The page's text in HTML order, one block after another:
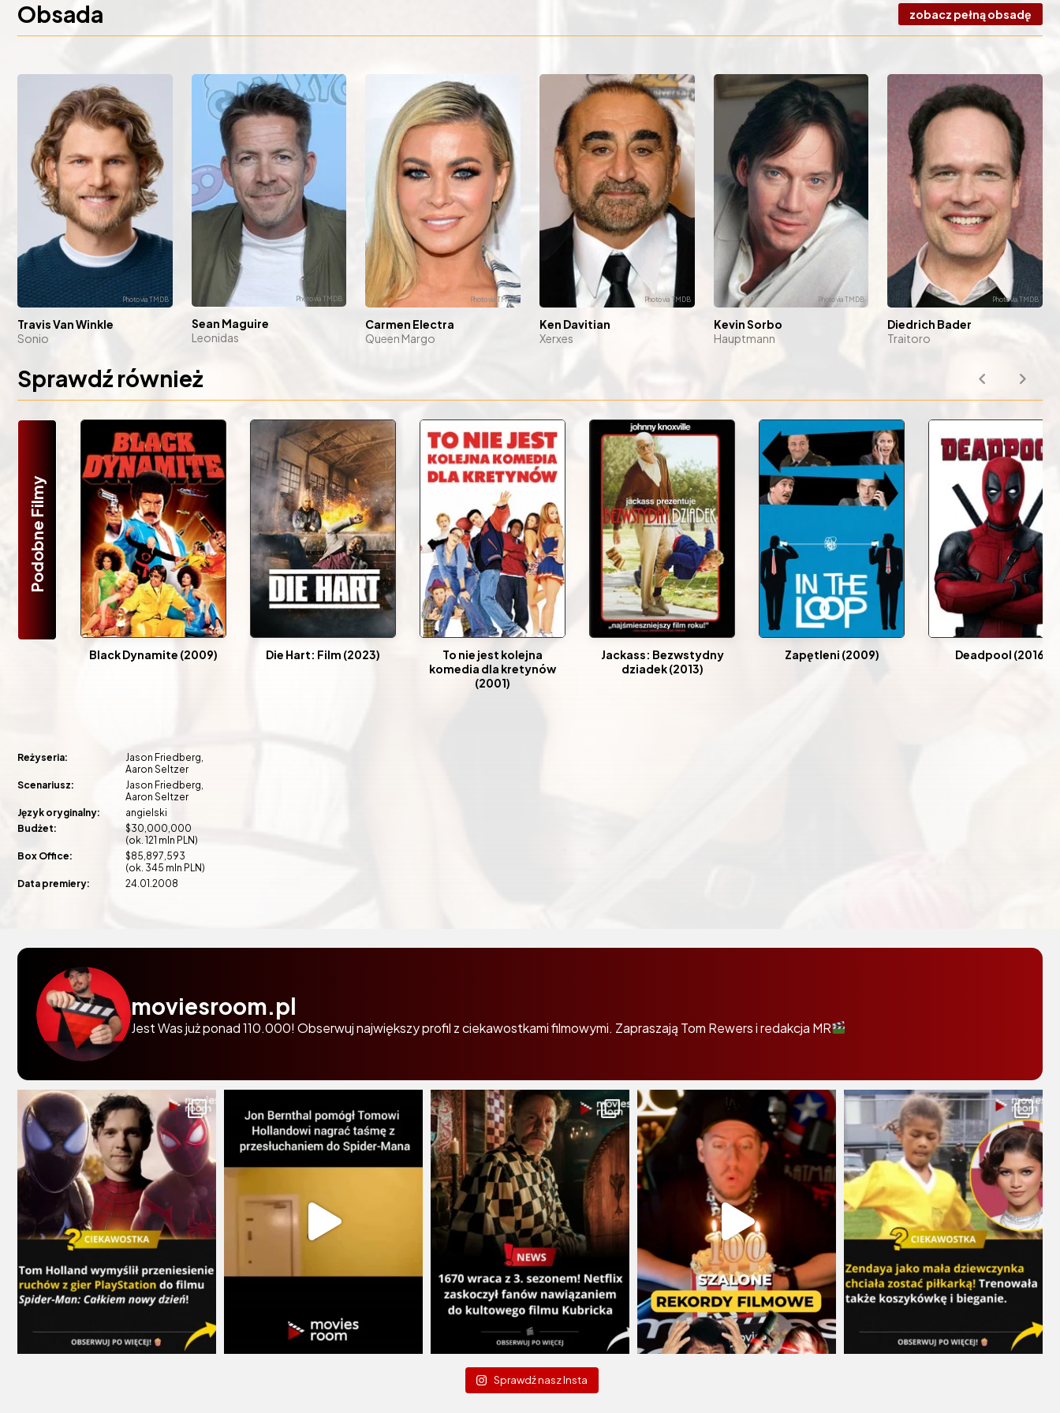
Obsada zobacz pełną obsadę
Travis Van Winkle
Sonio
Sean Maguire
Leonidas
Carmen Electra
Queen Margo
Ken Davitian
Xerxes
Kevin Sorbo
Hauptmann
Diedrich Bader
Traitoro
Sprawdź również
Podobne Filmy
Black Dynamite (2009) Die Hart: Film (2023)
To nie jest kolejna
komedia dla kretynów
(2001)
Jackass: Bezwstydny
dziadek (2013)
Zapętleni (2009) Deadpool (2016)
Reżyseria:
Jason Friedberg
Aaron Seltzer
Scenariusz:
Jason Friedberg
Aaron Seltzer
Język oryginalny:
angielski
Budżet:
$30,000,000
(ok. 121 mln PLN)
Box Office:
$85,897,593
(ok. 345 mln PLN)
Data premiery:
24.01.2008
moviesroom.pl
Jest Was już ponad 110.000! Obserwuj największy profil z ciekawostkami filmowymi. Zapraszają Tom Rewers i redakcja MR
Sprawdź nasz Insta